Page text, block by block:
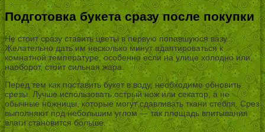
Подготовка букета сразу после покупки
Не стоит сразу ставить цветы в первую попавшуюся вазу.
Желательно дать им несколько минут адаптироваться к
комнатной температуре, особенно если на улице холодно или,
наоборот, стоит сильная жара.
Перед тем как поставить букет в воду, необходимо обновить
срезы. Лучше использовать острый нож или секатор, а не
обычные ножницы, которые могут сдавливать ткани стебля. Срез
выполняют под небольшим углом — так площадь впитывания
влаги становится больше.